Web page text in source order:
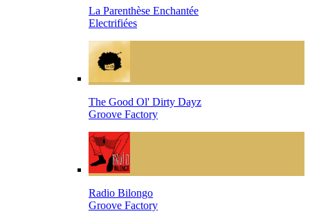
La Parenthèse Enchantée
Electrifiées
The Good Ol' Dirty Dayz
Groove Factory
Radio Bilongo
Groove Factory